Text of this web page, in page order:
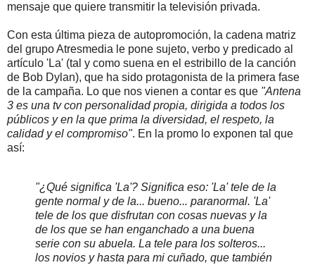
mensaje que quiere transmitir la televisión privada.
Con esta última pieza de autopromoción, la cadena matriz
del grupo Atresmedia le pone sujeto, verbo y predicado al
artículo 'La' (tal y como suena en el estribillo de la canción
de Bob Dylan), que ha sido protagonista de la primera fase
de la campaña. Lo que nos vienen a contar es que "Antena
3 es una tv con personalidad propia, dirigida a todos los
públicos y en la que prima la diversidad, el respeto, la
calidad y el compromiso". En la promo lo exponen tal que
así:
"¿Qué significa 'La'? Significa eso: 'La' tele de la
gente normal y de la... bueno... paranormal. 'La'
tele de los que disfrutan con cosas nuevas y la
de los que se han enganchado a una buena
serie con su abuela. La tele para los solteros...
los novios y hasta para mi cuñado, que también